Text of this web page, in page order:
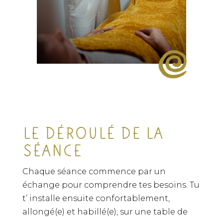
LE DÉROULÉ DE LA
SÉANCE
Chaque séance commence par un
échange pour comprendre tes besoins. Tu
t’ installe ensuite confortablement,
allongé(e) et habillé(e), sur une table de